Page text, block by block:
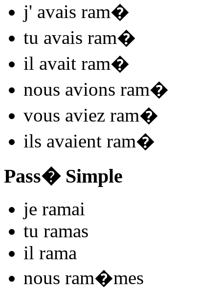
j' avais ram�
tu avais ram�
il avait ram�
nous avions ram�
vous aviez ram�
ils avaient ram�
Pass� Simple
je ramai
tu ramas
il rama
nous ram�mes